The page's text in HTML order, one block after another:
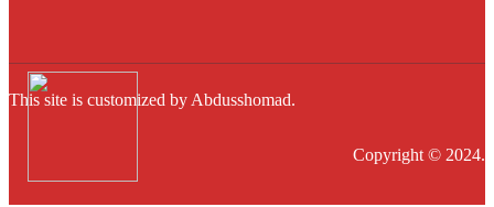
o
k
g
a
b
k
This site is customized by Abdusshomad.
Copyright © 2024.